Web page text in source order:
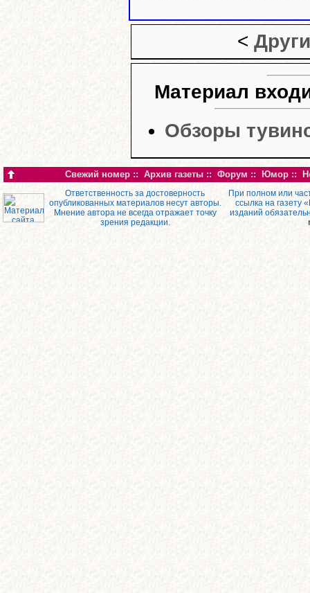
<
Материал
Обзоры
Свежий номер :: Архив газеты :: Форум :: Юмор ::
Ответственность за достоверность
опубликованных материалов несут авторы.
Мнение автора не всегда отражает точку
зрения редакции.
При полном или
ссылка на газету
изданий